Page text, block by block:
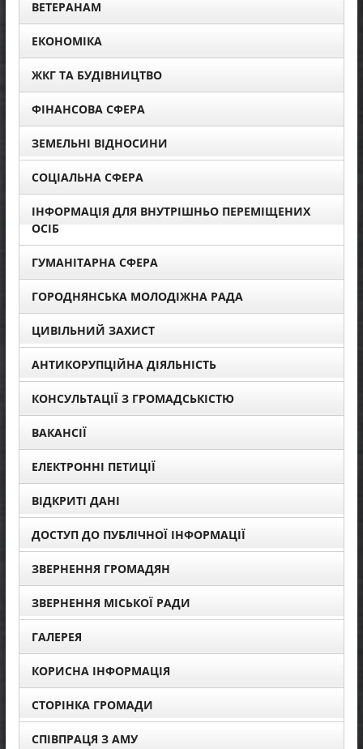
ВЕТЕРАНАМ
ЕКОНОМІКА
ЖКГ ТА БУДІВНИЦТВО
ФІНАНСОВА СФЕРА
ЗЕМЕЛЬНІ ВІДНОСИНИ
СОЦІАЛЬНА СФЕРА
ІНФОРМАЦІЯ ДЛЯ ВНУТРІШНЬО ПЕРЕМІЩЕНИХ
ОСІБ
ГУМАНІТАРНА СФЕРА
ГОРОДНЯНСЬКА МОЛОДІЖНА РАДА
ЦИВІЛЬНИЙ ЗАХИСТ
АНТИКОРУПЦІЙНА ДІЯЛЬНІСТЬ
КОНСУЛЬТАЦІЇ З ГРОМАДСЬКІСТЮ
ВАКАНСІЇ
ЕЛЕКТРОННІ ПЕТИЦІЇ
ВІДКРИТІ ДАНІ
ДОСТУП ДО ПУБЛІЧНОЇ ІНФОРМАЦІЇ
ЗВЕРНЕННЯ ГРОМАДЯН
ЗВЕРНЕННЯ МІСЬКОЇ РАДИ
ГАЛЕРЕЯ
КОРИСНА ІНФОРМАЦІЯ
СТОРІНКА ГРОМАДИ
СПІВПРАЦЯ З АМУ